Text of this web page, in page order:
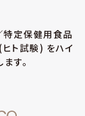
特定保健用食品
ト試験) をハイ
す。